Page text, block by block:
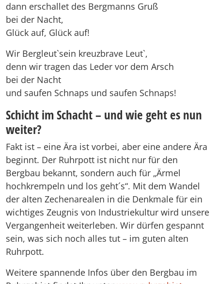
dann erschallet des Bergmanns Gruß
bei der Nacht,
Glück auf, Glück auf!
Wir Bergleut`sein kreuzbrave Leut`,
denn wir tragen das Leder vor dem Arsch
bei der Nacht
und saufen Schnaps und saufen Schnaps!
Schicht im Schacht – und wie geht es nun
weiter?
Fakt ist – eine Ära ist vorbei, aber eine andere Ära
beginnt. Der Ruhrpott ist nicht nur für den
Bergbau bekannt, sondern auch für „Ärmel
hochkrempeln und los geht´s“. Mit dem Wandel
der alten Zechenarealen in die Denkmale für ein
wichtiges Zeugnis von Industriekultur wird unsere
Vergangenheit weiterleben. Wir dürfen gespannt
sein, was sich noch alles tut – im guten alten
Ruhrpott.
Weitere spannende Infos über den Bergbau im